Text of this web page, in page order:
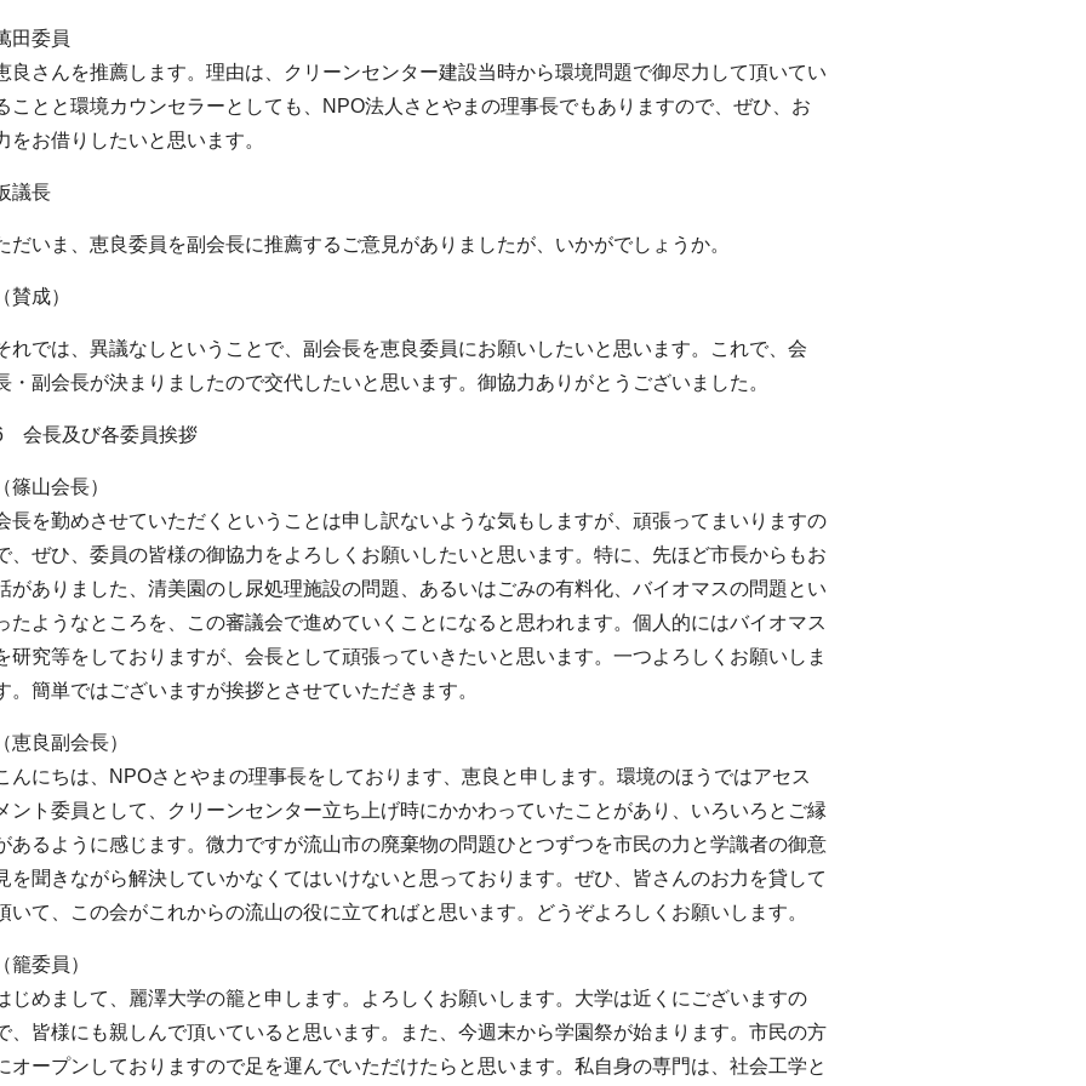
田委員
良さんを推薦します。理由は、クリーンセンター建設当時から環境問題で御尽力して頂いてい
ことと環境カウンセラーとしても、NPO法人さとやまの理事長でもありますので、ぜひ、お
をお借りしたいと思います。
議長
だいま、恵良委員を副会長に推薦するご意見がありましたが、いかがでしょうか。
賛成）
れでは、異議なしということで、副会長を恵良委員にお願いしたいと思います。これで、会
・副会長が決まりましたので交代したいと思います。御協力ありがとうございました。
会長及び各委員挨拶
篠山会長）
長を勤めさせていただくということは申し訳ないような気もしますが、頑張ってまいりますの
、ぜひ、委員の皆様の御協力をよろしくお願いしたいと思います。特に、先ほど市長からもお
がありました、清美園のし尿処理施設の問題、あるいはごみの有料化、バイオマスの問題とい
たようなところを、この審議会で進めていくことになると思われます。個人的にはバイオマス
研究等をしておりますが、会長として頑張っていきたいと思います。一つよろしくお願いしま
。簡単ではございますが挨拶とさせていただきます。
恵良副会長）
んにちは、NPOさとやまの理事長をしております、恵良と申します。環境のほうではアセス
ント委員として、クリーンセンター立ち上げ時にかかわっていたことがあり、いろいろとご縁
あるように感じます。微力ですが流山市の廃棄物の問題ひとつずつを市民の力と学識者の御意
を聞きながら解決していかなくてはいけないと思っております。ぜひ、皆さんのお力を貸して
いて、この会がこれからの流山の役に立てればと思います。どうぞよろしくお願いします。
籠委員）
じめまして、麗澤大学の籠と申します。よろしくお願いします。大学は近くにございますの
、皆様にも親しんで頂いていると思います。また、今週末から学園祭が始まります。市民の方
オープンしておりますので足を運んでいただけたらと思います。私自身の専門は、社会工学と